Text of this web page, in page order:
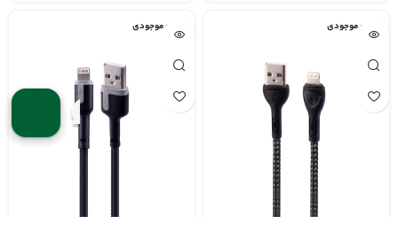
اتمام موجودی اتمام موجودی